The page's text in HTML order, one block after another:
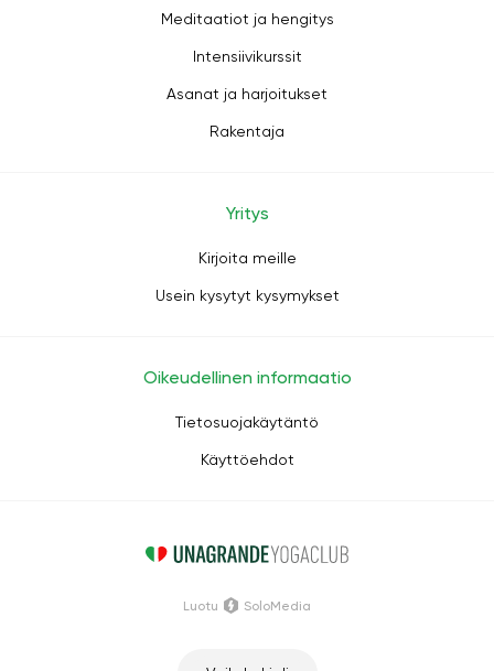
Meditaatiot ja hengitys
Intensiivikurssit
Asanat ja harjoitukset
Rakentaja
Yritys
Kirjoita meille
Usein kysytyt kysymykset
Oikeudellinen informaatio
Tietosuojakäytäntö
Käyttöehdot
Luotu SoloMedia